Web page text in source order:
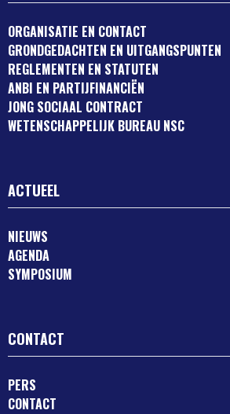
ORGANISATIE EN CONTACT
GRONDGEDACHTEN EN UITGANGSPUNTEN
REGLEMENTEN EN STATUTEN
ANBI EN PARTIJFINANCIËN
JONG SOCIAAL CONTRACT
WETENSCHAPPELIJK BUREAU NSC
ACTUEEL
NIEUWS
AGENDA
SYMPOSIUM
CONTACT
PERS
CONTACT